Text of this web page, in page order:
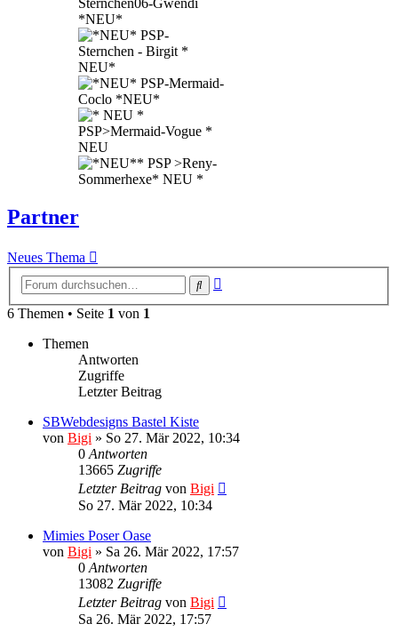
Partner
Neues Thema
Suche
6 Themen • Seite 1 von 1
Themen
Antworten
Zugriffe
Letzter Beitrag
SBWebdesigns Bastel Kiste
von Bigi » So 27. Mär 2022, 10:34
0 Antworten
13665 Zugriffe
Letzter Beitrag von Bigi
So 27. Mär 2022, 10:34
Mimies Poser Oase
von Bigi » Sa 26. Mär 2022, 17:57
0 Antworten
13082 Zugriffe
Letzter Beitrag von Bigi
Sa 26. Mär 2022, 17:57